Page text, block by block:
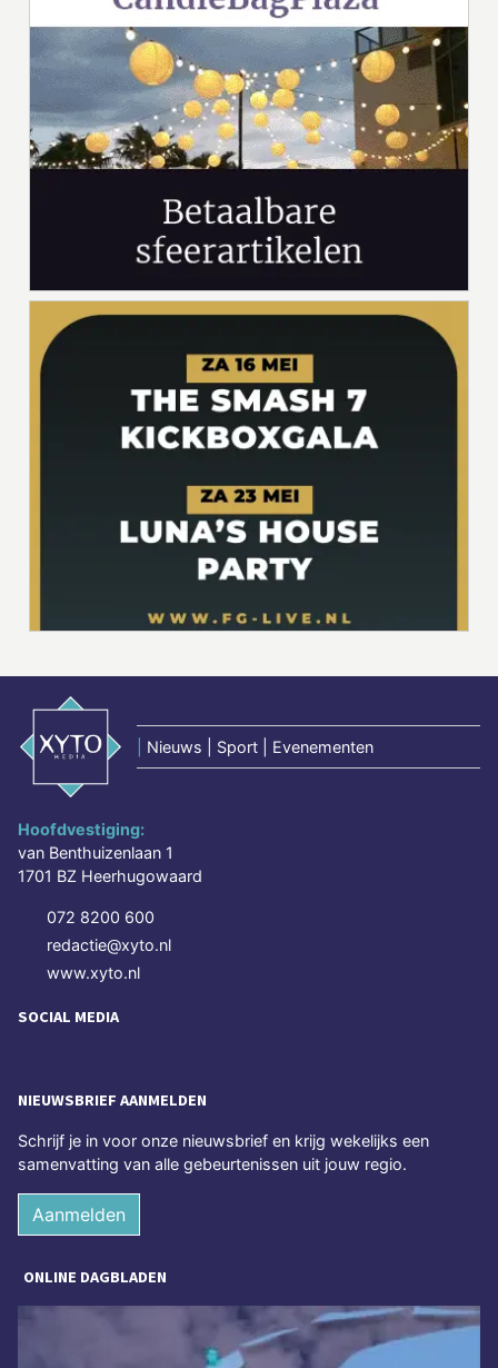
Nieuws | Sport | Evenementen
Hoofdvestiging:
van Benthuizenlaan 1
1701 BZ Heerhugowaard
072 8200 600
redactie@xyto.nl
www.xyto.nl
SOCIAL MEDIA
NIEUWSBRIEF AANMELDEN
Schrijf je in voor onze nieuwsbrief en krijg wekelijks een
samenvatting van alle gebeurtenissen uit jouw regio.
Aanmelden
ONLINE DAGBLADEN